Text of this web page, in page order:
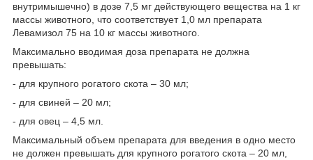
внутримышечно) в дозе 7,5 мг действующего вещества на 1 кг
массы животного, что соответствует 1,0 мл препарата
Левамизол 75 на 10 кг массы животного.
Максимально вводимая доза препарата не должна
превышать:
- для крупного рогатого скота – 30 мл;
- для свиней – 20 мл;
- для овец – 4,5 мл.
Максимальный объем препарата для введения в одно место
не должен превышать для крупного рогатого скота – 20 мл,